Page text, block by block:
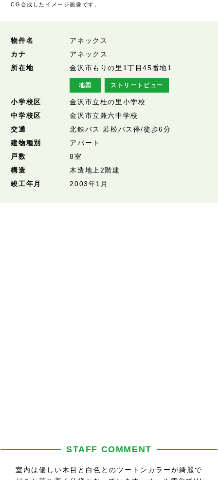
CG合成したイメージ画像です。
物件名
アネックス
カナ
アネックス
所在地
金沢市もりの里1丁目45番地1
地図 ストリートビュー
小学校区
金沢市立杜の里小学校
中学校区
金沢市立兼六中学校
交通
北鉄バス 若松バス停/徒歩6分
建物種別
アパート
戸数
8室
構造
木造地上2階建
竣工年月
2003年1月
STAFF COMMENT
室内は優しい木目と白色とのツートンカラーが綺麗で